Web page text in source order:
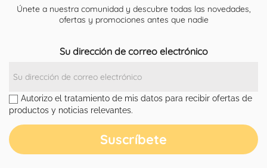
Únete a nuestra comunidad y descubre todas las novedades,
ofertas y promociones antes que nadie
Su dirección de correo electrónico
Autorizo el tratamiento de mis datos para recibir ofertas de
productos y noticias relevantes.